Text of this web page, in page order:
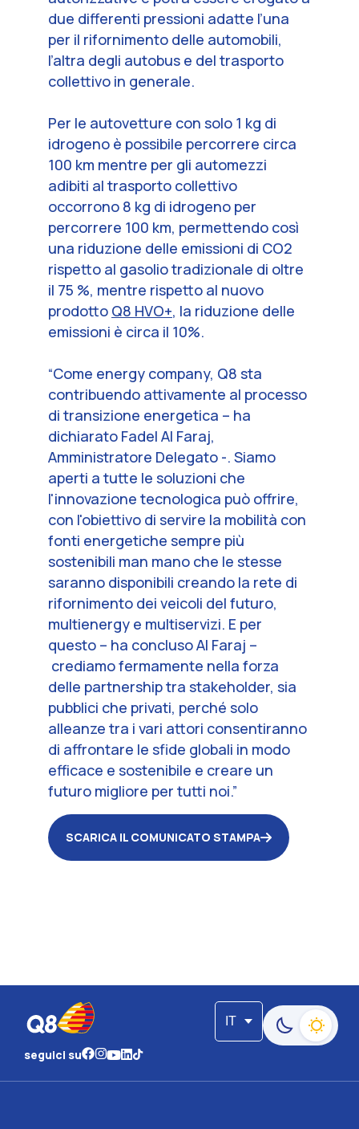
due differenti pressioni adatte l’una
per il rifornimento delle automobili,
l’altra degli autobus e del trasporto
collettivo in generale.
Per le autovetture con solo 1 kg di
idrogeno è possibile percorrere circa
100 km mentre per gli automezzi
adibiti al trasporto collettivo
occorrono 8 kg di idrogeno per
percorrere 100 km, permettendo così
una riduzione delle emissioni di CO2
rispetto al gasolio tradizionale di oltre
il 75 %, mentre rispetto al nuovo
prodotto Q8 HVO+, la riduzione delle
emissioni è circa il 10%.
“Come energy company, Q8 sta
contribuendo attivamente al processo
di transizione energetica – ha
dichiarato Fadel Al Faraj,
Amministratore Delegato -. Siamo
aperti a tutte le soluzioni che
l'innovazione tecnologica può offrire,
con l'obiettivo di servire la mobilità con
fonti energetiche sempre più
sostenibili man mano che le stesse
saranno disponibili creando la rete di
rifornimento dei veicoli del futuro,
multienergy e multiservizi. E per
questo – ha concluso Al Faraj –
crediamo fermamente nella forza
delle partnership tra stakeholder, sia
pubblici che privati, perché solo
alleanze tra i vari attori consentiranno
di affrontare le sfide globali in modo
efficace e sostenibile e creare un
futuro migliore per tutti noi.”
SCARICA IL COMUNICATO STAMPA
IT
Passa alla
seguici su